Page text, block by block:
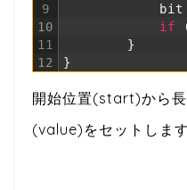
9
10
11
12
bit
if
}
}
開始位置(start)から
(value)をセットします